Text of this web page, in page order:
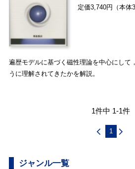
定価3,740円（本体
遍歴モデルに基づく磁性理論を中心にして
うに理解されてきたかを解説。
1件中 1-1件
1
ジャンル一覧